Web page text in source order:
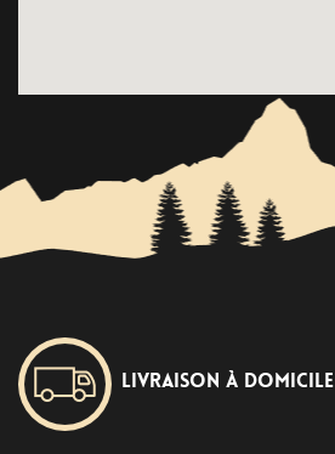
Livraison à domicile